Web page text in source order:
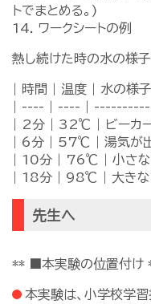
トでまとめる。)
14. ワークシートの例
熱し続けた時の水の様子
| 時間 | 温度 | 水の様子
| ---- | ---- |
| 2分 | 32℃ | ビーカー
| 6分 | 57℃ | 湯気が
| 10分 | 76℃ | 小さな
| 18分 | 98℃ | 大きな
先生へ
** ■本実験の位置付け
本実験は、小学校学